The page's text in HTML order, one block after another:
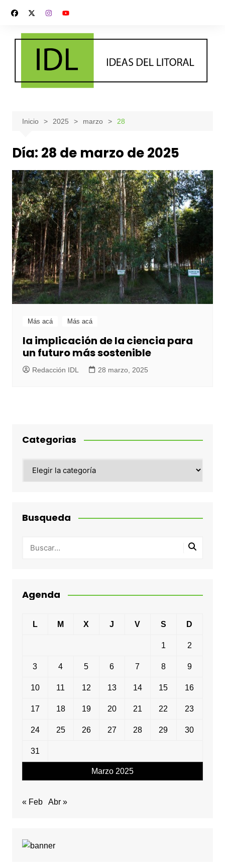
contenido
Inicio 2025 marzo 28
Día: 28 de marzo de 2025
Más acá Más acá
la implicación de la ciencia para
un futuro más sostenible
Redacción IDL 28 marzo, 2025
Categorias
Busqueda
Agenda
Marzo 2025
L M X J V S D
1 2
3 4 5 6 7 8 9
10 11 12 13 14 15 16
17 18 19 20 21 22 23
24 25 26 27 28 29 30
31
« Feb Abr »